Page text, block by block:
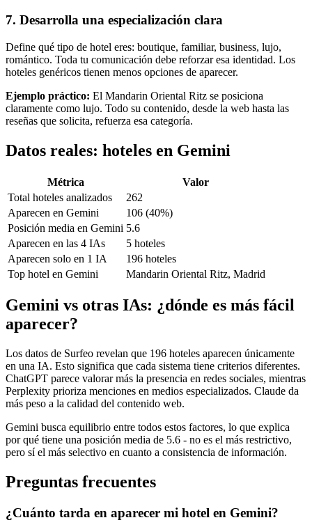
7. Desarrolla una especialización clara
Define qué tipo de hotel eres: boutique, familiar, business, lujo,
romántico. Toda tu comunicación debe reforzar esa identidad. Los
hoteles genéricos tienen menos opciones de aparecer.
Ejemplo práctico: El Mandarin Oriental Ritz se posiciona
claramente como lujo. Todo su contenido, desde la web hasta las
reseñas que solicita, refuerza esa categoría.
Datos reales: hoteles en Gemini
Métrica
Valor
Total hoteles analizados
262
Aparecen en Gemini
106 (40%)
Posición media en Gemini 5.6
Aparecen en las 4 IAs
5 hoteles
Aparecen solo en 1 IA
196 hoteles
Top hotel en Gemini
Mandarin Oriental Ritz, Madrid
Gemini vs otras IAs: ¿dónde es más fácil
aparecer?
Los datos de Surfeo revelan que 196 hoteles aparecen únicamente
en una IA. Esto significa que cada sistema tiene criterios diferentes.
ChatGPT parece valorar más la presencia en redes sociales, mientras
Perplexity prioriza menciones en medios especializados. Claude da
más peso a la calidad del contenido web.
Gemini busca equilibrio entre todos estos factores, lo que explica
por qué tiene una posición media de 5.6 - no es el más restrictivo,
pero sí el más selectivo en cuanto a consistencia de información.
Preguntas frecuentes
¿Cuánto tarda en aparecer mi hotel en Gemini?